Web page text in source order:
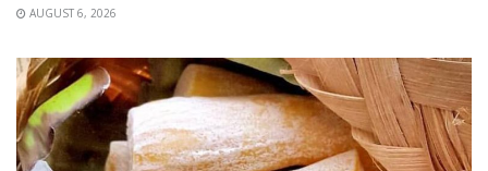
AUGUST 6, 2026